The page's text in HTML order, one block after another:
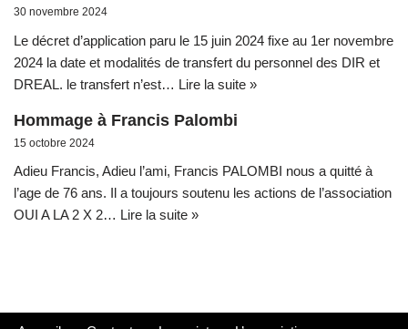
30 novembre 2024
Le décret d’application paru le 15 juin 2024 fixe au 1er novembre
2024 la date et modalités de transfert du personnel des DIR et
DREAL. le transfert n’est… Lire la suite »
Hommage à Francis Palombi
15 octobre 2024
Adieu Francis, Adieu l’ami, Francis PALOMBI nous a quitté à
l’age de 76 ans. Il a toujours soutenu les actions de l’association
OUI A LA 2 X 2… Lire la suite »